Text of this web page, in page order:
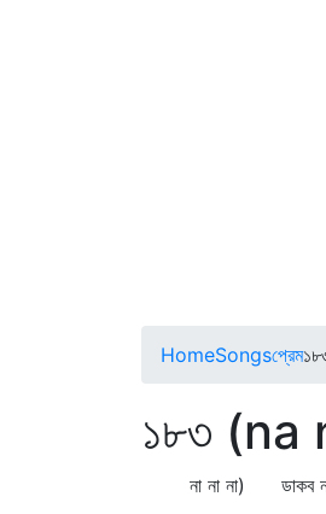
HomeSongsপ্রেম
১৮৩
না না না) ডাকব